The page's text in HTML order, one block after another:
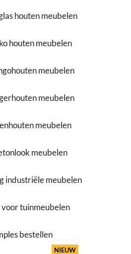
houten meubelen
houten meubelen
meubelen
meubelen
meubelen
meubelen
industriële meubelen
voor tuinmeubelen
bestellen
NIEUW